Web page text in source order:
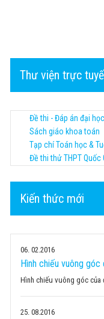
Thư viện trực
Đề thi - Đáp án đại học
Sách giáo khoa toán
Tạp chí Toán học &
Đề thi thử THPT Quốc
Kiến thức mới
06 02.2016
Hình chiếu vuông
Hình chiếu vuông góc của
25 08.2016